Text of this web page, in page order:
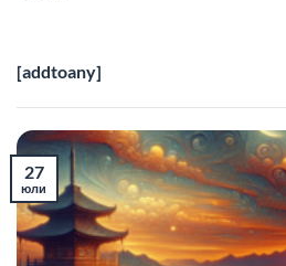
[addtoany]
27
юли